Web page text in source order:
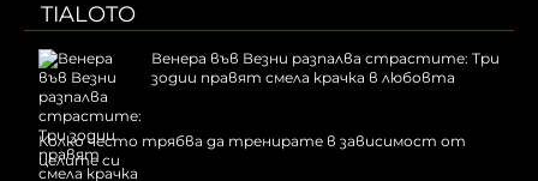
TIALOTO
Венера във Везни разпалва страстите: Три
зодии правят смела крачка в любовта
Колко често трябва да тренирате в зависимост от
целите си